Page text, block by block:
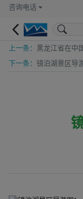
咨询电话
上一条： 黑龙江省在中
下一条： 镜泊湖景区导